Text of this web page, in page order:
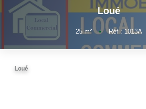
CONTACT
Loué
25m² • Réf : 1013A
Loué